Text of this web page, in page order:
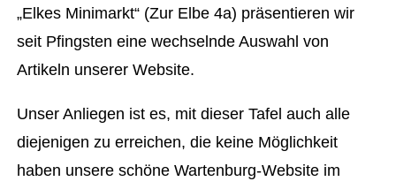
„Elkes Minimarkt“ (Zur Elbe 4a) präsentieren wir
seit Pfingsten eine wechselnde Auswahl von
Artikeln unserer Website.
Unser Anliegen ist es, mit dieser Tafel auch alle
diejenigen zu erreichen, die keine Möglichkeit
haben unsere schöne Wartenburg-Website im